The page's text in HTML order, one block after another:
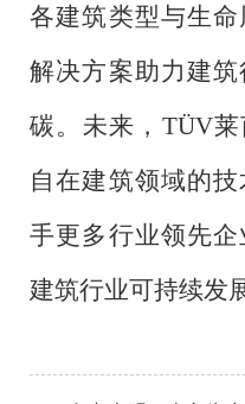
各建筑类型与生
解决方案助力建
碳。未来，TÜV
自在建筑领域的
手更多行业领先
建筑行业可持续发